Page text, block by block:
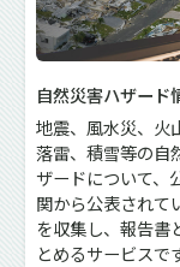
自然災害ハザード
地震、風水災、火
落雷、積雪等の自
ザードについて、
関から公表されて
を収集し、報告書
とめるサービスで